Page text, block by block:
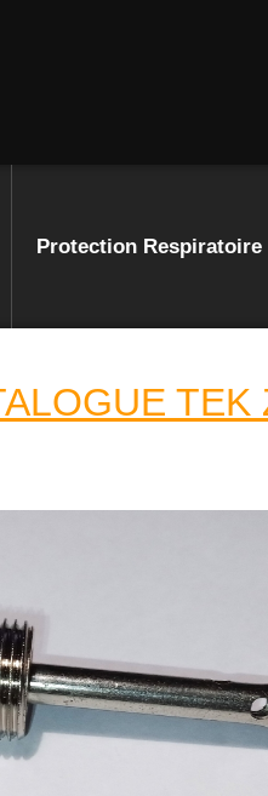
Protection Respiratoire
TEK